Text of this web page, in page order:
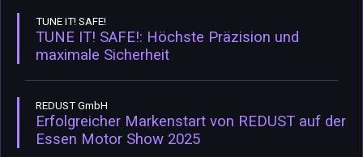
TUNE IT! SAFE!
TUNE IT! SAFE!: Höchste Präzision und
maximale Sicherheit
REDUST GmbH
Erfolgreicher Markenstart von REDUST auf der
Essen Motor Show 2025